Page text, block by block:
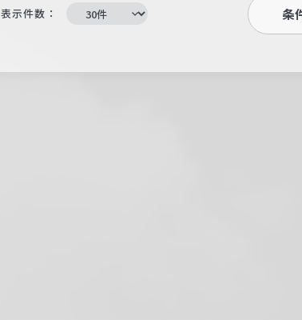
表示件数： 条